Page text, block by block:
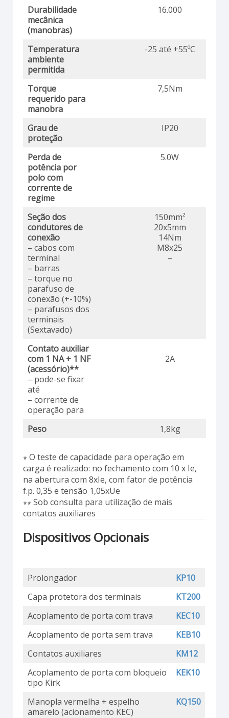
Durabilidade
mecânica
(manobras)
16.000
Temperatura
ambiente
permitida
-25 até +55ºC
Torque
requerido para
manobra
7,5Nm
Grau de
proteção
IP20
Perda de
potência por
polo com
corrente de
regime
5.0W
Seção dos
condutores de
conexão
– cabos com
terminal
– barras
– torque no
parafuso de
conexão (+-10%)
– parafusos dos
terminais
(Sextavado)
150mm²
20x5mm
14Nm
M8x25
–
Contato auxiliar
com 1 NA + 1 NF
(acessório)**
– pode-se fixar
até
– corrente de
operação para
2A
Peso 1,8kg
∗ O teste de capacidade para operação em
carga é realizado: no fechamento com 10 x Ie,
na abertura com 8xIe, com fator de potência
f.p. 0,35 e tensão 1,05xUe
∗∗ Sob consulta para utilização de mais
contatos auxiliares
Dispositivos Opcionais
Prolongador
KP10
Capa protetora dos terminais
KT200
Acoplamento de porta com trava
KEC10
Acoplamento de porta sem trava
KEB10
Contatos auxiliares
KM12
Acoplamento de porta com bloqueio
tipo Kirk
KEK10
Manopla vermelha + espelho
amarelo (acionamento KEC)
KQ150